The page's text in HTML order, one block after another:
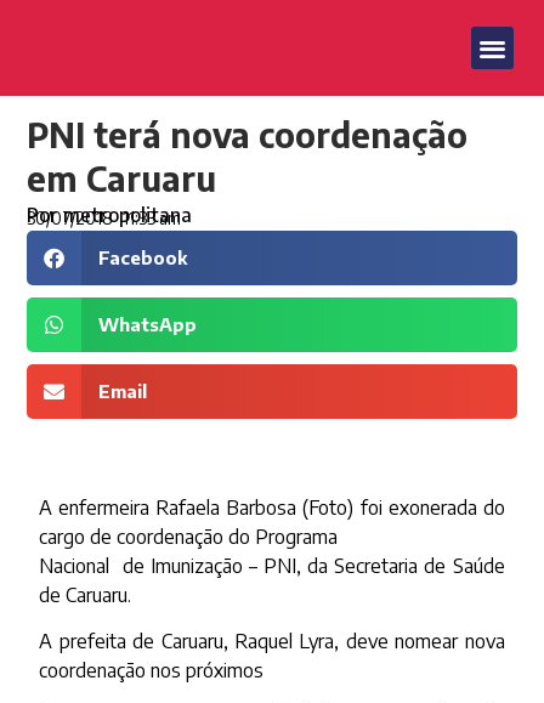
PNI terá nova coordenação
em Caruaru
Pormetropolitana
30/07/2018 11:33 am
Facebook
WhatsApp
Email
A enfermeira Rafaela Barbosa (Foto) foi exonerada do
cargo de coordenação do Programa
Nacional de Imunização – PNI, da Secretaria de Saúde
de Caruaru.
A prefeita de Caruaru, Raquel Lyra, deve nomear nova
coordenação nos próximos